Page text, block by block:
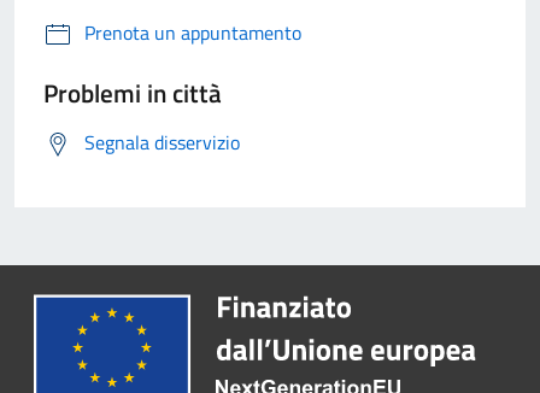
Prenota un appuntamento
Problemi in città
Segnala disservizio